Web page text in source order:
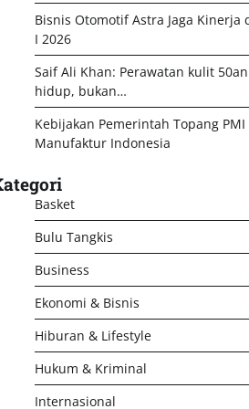
Bisnis Otomotif Astra Jaga Kinerja
I 2026
Saif Ali Khan: Perawatan kulit
hidup, bukan…
Kebijakan Pemerintah Topang PMI
Manufaktur Indonesia
Basket
Bulu Tangkis
Business
Ekonomi & Bisnis
Hiburan & Lifestyle
Hukum & Kriminal
Internasional